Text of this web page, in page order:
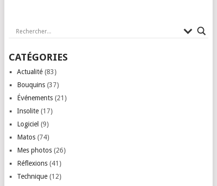
CATÉGORIES
Actualité(83)
Bouquins(37)
Événements(21)
Insolite(17)
Logiciel (9)
Matos(74)
Mes photos(26)
Réflexions(41)
Technique(12)